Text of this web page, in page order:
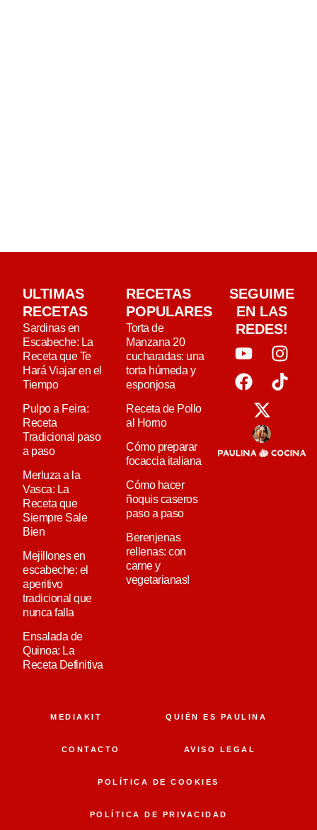
ULTIMAS
RECETAS
Sardinas en
Escabeche: La
Receta que Te
Hará Viajar en el
Tiempo
Pulpo a Feira:
Receta
Tradicional paso
a paso
Merluza a la
Vasca: La
Receta que
Siempre Sale
Bien
Mejillones en
escabeche: el
aperitivo
tradicional que
nunca falla
Ensalada de
Quinoa: La
Receta Definitiva
RECETAS
POPULARES
Torta de
Manzana 20
cucharadas: una
torta húmeda y
esponjosa
Receta de Pollo
al Horno
Cómo preparar
focaccia italiana
Cómo hacer
ñoquis caseros
paso a paso
Berenjenas
rellenas: con
carne y
vegetarianas!
SEGUIME
EN LAS
REDES!
MEDIAKIT QUIÉN ES PAULINA
CONTACTO AVISO LEGAL
POLÍTICA DE COOKIES
POLÍTICA DE PRIVACIDAD